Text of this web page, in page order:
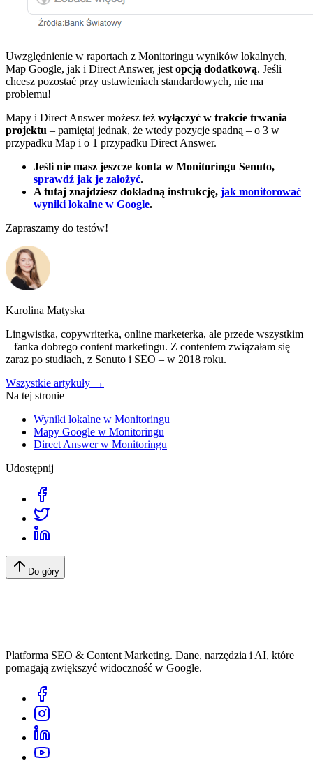
Uwzględnienie w raportach z Monitoringu wyników lokalnych,
Map Google, jak i Direct Answer, jest opcją dodatkową. Jeśli
chcesz pozostać przy ustawieniach standardowych, nie ma
problemu!
Mapy i Direct Answer możesz też wyłączyć w trakcie trwania
projektu – pamiętaj jednak, że wtedy pozycje spadną – o 3 w
przypadku Map i o 1 przypadku Direct Answer.
Jeśli nie masz jeszcze konta w Monitoringu Senuto,
sprawdź jak je założyć.
A tutaj znajdziesz dokładną instrukcję, jak monitorować
wyniki lokalne w Google.
Zapraszamy do testów!
Karolina Matyska
Lingwistka, copywriterka, online marketerka, ale przede wszystkim
– fanka dobrego content marketingu. Z contentem związałam się
zaraz po studiach, z Senuto i SEO – w 2018 roku.
Wszystkie artykuły →
Na tej stronie
Wyniki lokalne w Monitoringu
Mapy Google w Monitoringu
Direct Answer w Monitoringu
Udostępnij
Do góry
Platforma SEO & Content Marketing. Dane, narzędzia i AI, które
pomagają zwiększyć widoczność w Google.